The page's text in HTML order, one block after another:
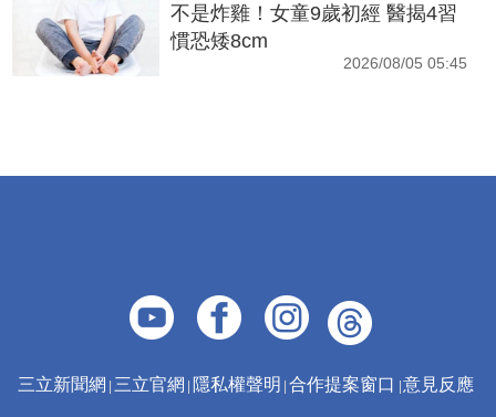
不是炸雞！女童9歲初經 醫揭4習
慣恐矮8cm
2026/08/05 05:45
三立新聞網 三立官網 隱私權聲明 合作提案窗口 意見反應